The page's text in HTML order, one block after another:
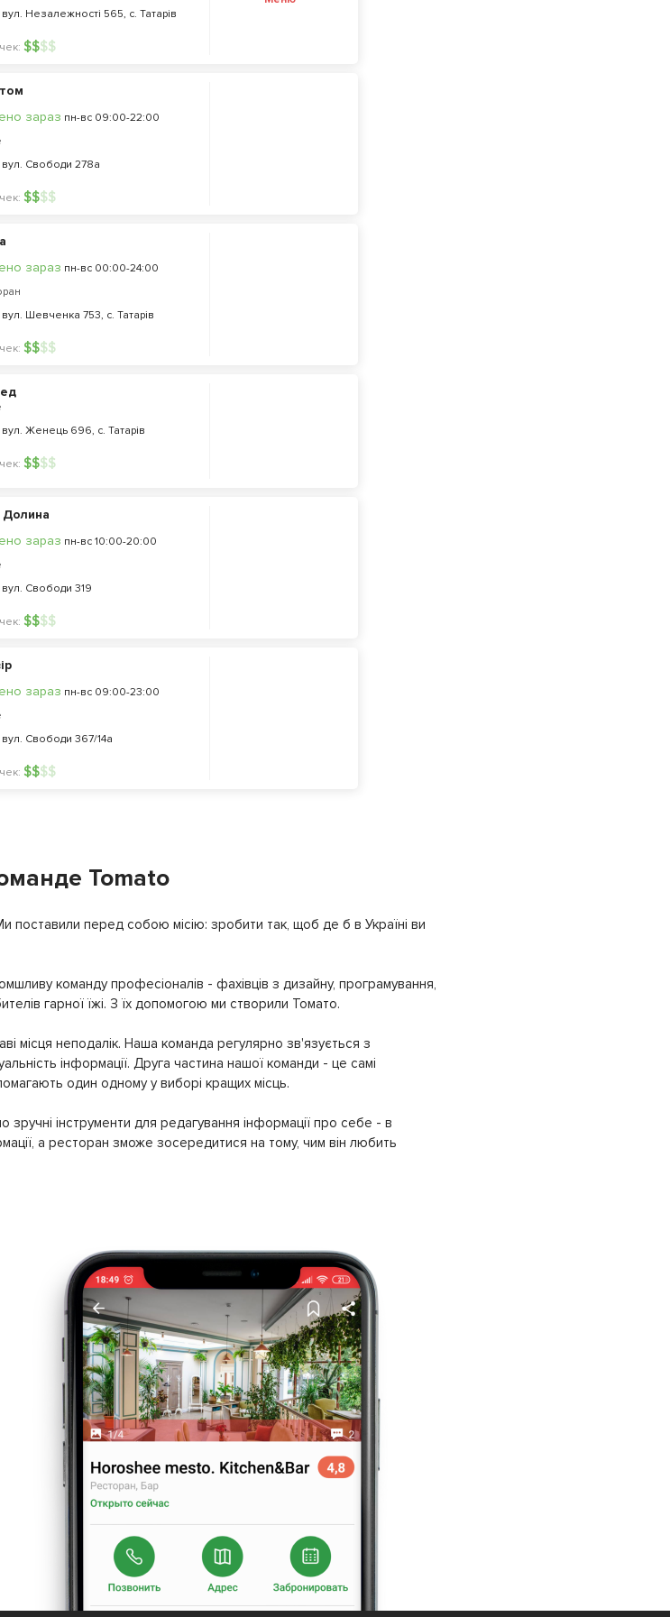
Незалежності 565, с. Татарів
$$$$
зараз пн-вс 09:00-22:00
Свободи 278а
$$$$
зараз пн-вс 00:00-24:00
Шевченка 753, с. Татарів
$$$$
Женець 696, с. Татарів
$$$$
Долина
зараз пн-вс 10:00-20:00
Свободи 319
$$$$
зараз пн-вс 09:00-23:00
Свободи 367/14а
$$$$
Tomato
поставили перед собою місію: зробити так, щоб де б в Україні ви
команду професіоналів - фахівців з дизайну, програмування,
гарної їжі. З їх допомогою ми створили Томато.
місця неподалік. Наша команда регулярно зв'язується з
інформації. Друга частина нашої команди - це самі
один одному у виборі кращих місць.
інструменти для редагування інформації про себе - в
а ресторан зможе зосередитися на тому, чим він любить